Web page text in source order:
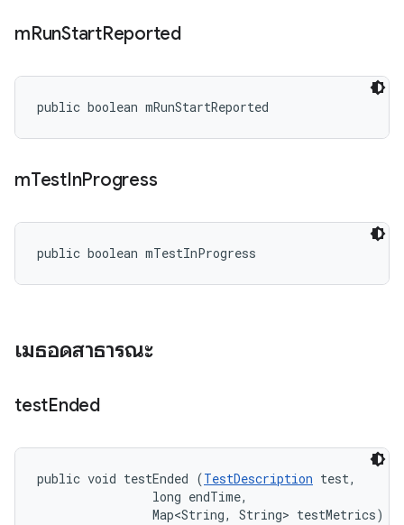
mRunStartReported
public boolean mRunStartReported
mTestInProgress
public boolean mTestInProgress
เมธอดสาธารณะ
testEnded
public void testEnded (TestDescription test,
                long endTime,
                Map<String, String> testMetrics)